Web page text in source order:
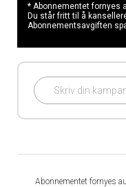
* Abonnementet fornyes
Du står fritt til å
Abonnementsavgiften
Abonnementet fornyes